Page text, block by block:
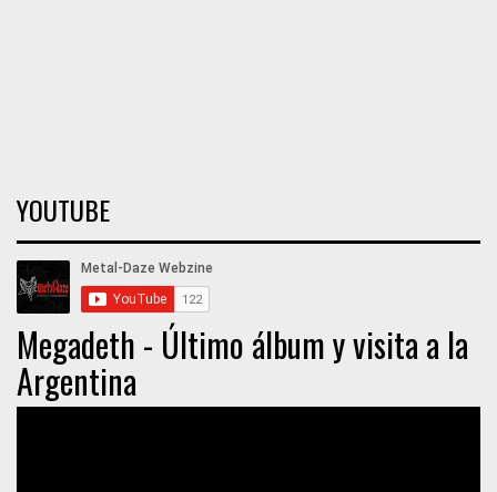
YOUTUBE
Megadeth - Último álbum y visita a la
Argentina